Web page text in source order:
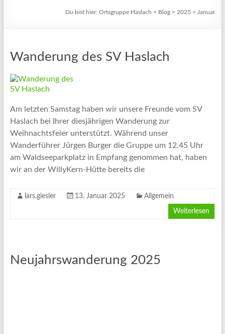
Du bist hier:Ortsgruppe Haslach > Blog > 2025 > Januar
Wanderung des SV Haslach
Am letzten Samstag haben wir unsere Freunde vom SV
Haslach bei Ihrer diesjährigen Wanderung zur
Weihnachtsfeier unterstützt. Während unser
Wanderführer Jürgen Burger die Gruppe um 12.45 Uhr
am Waldseeparkplatz in Empfang genommen hat, haben
wir an der WillyKern-Hütte bereits die
lars.giesler 13. Januar 2025 Allgemein
Weiterlesen
Neujahrswanderung 2025